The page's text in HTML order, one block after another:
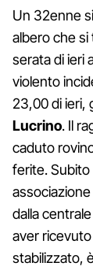
Un 32enne
albero che si
serata di ieri
violento
23,00 di ieri,
Lucrino. Il
caduto
ferite. Subito
dalla
aver
stabilizzato,